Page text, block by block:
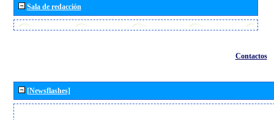
Sala de redacción
Contactos
[Newsflashes]